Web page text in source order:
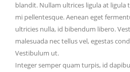
blandit. Nullam ultrices ligula at
mi pellentesque. Aenean eget
ultricies nulla, id bibendum libero.
malesuada nec tellus vel, egestas
Vestibulum ut.
Integer semper quam turpis, id